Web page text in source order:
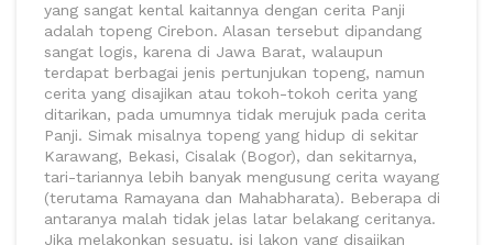
yang sangat kental kaitannya dengan cerita Panji
adalah topeng Cirebon. Alasan tersebut dipandang
sangat logis, karena di Jawa Barat, walaupun
terdapat berbagai jenis pertunjukan topeng, namun
cerita yang disajikan atau tokoh-tokoh cerita yang
ditarikan, pada umumnya tidak merujuk pada cerita
Panji. Simak misalnya topeng yang hidup di sekitar
Karawang, Bekasi, Cisalak (Bogor), dan sekitarnya,
tari-tariannya lebih banyak mengusung cerita wayang
(terutama Ramayana dan Mahabharata). Beberapa di
antaranya malah tidak jelas latar belakang ceritanya.
Jika melakonkan sesuatu, isi lakon yang disajikan